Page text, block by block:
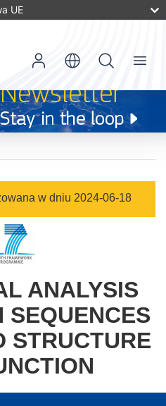
UE
Menu
w dniu 2024-06-18
ANALYSIS
SEQUENCES
STRUCTURE